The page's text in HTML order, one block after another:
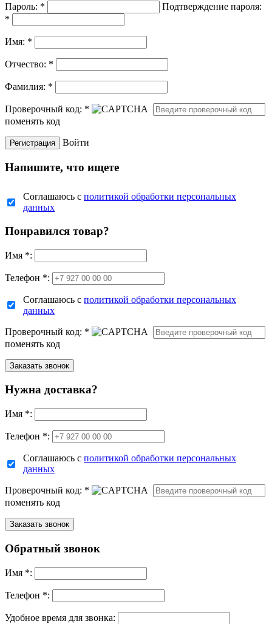
Пароль: *
Подтверждение пароля:
*
Имя: *
Отчество: *
Фамилия: *
Проверочный код: *
поменять код
Войти
Напишите, что ищете
Соглашаюсь с политикой обработки персональных
данных
Понравился товар?
Имя *:
Телефон *:
Соглашаюсь с политикой обработки персональных
данных
Проверочный код: *
поменять код
Нужна доставка?
Имя *:
Телефон *:
Соглашаюсь с политикой обработки персональных
данных
Проверочный код: *
поменять код
Обратный звонок
Имя *:
Телефон *:
Удобное время для звонка: